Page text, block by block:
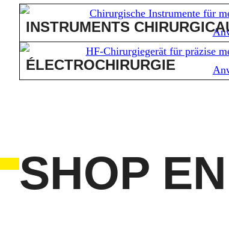
INSTRUMENTS
ÉLECTROCHIRURGIE
SHOP